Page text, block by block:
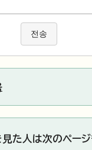
전송
見た人は次のペー